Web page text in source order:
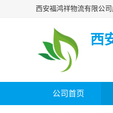
西
公司首页